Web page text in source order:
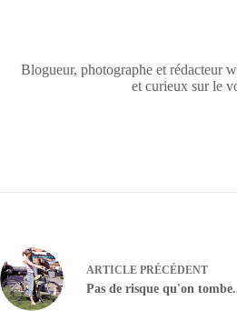
Blogueur, photographe et rédacteur
et curieux sur le
ARTICLE PRÉCÉDENT
Pas de risque qu'on